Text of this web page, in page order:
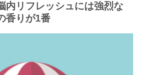
内リフレッシュには強烈な
香りが1番